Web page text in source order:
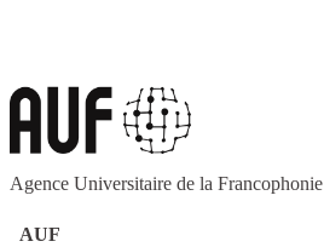
Agence Universitaire de la Francophonie
AUF